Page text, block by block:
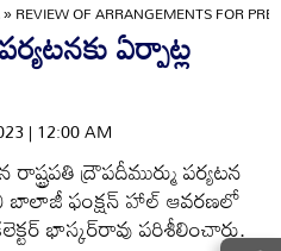
»REVIEW OF ARRANGEMENTS FOR
ఏర్పాట్ల
| 12:00 AM
ద్రౌపదీముర్ము పర్యటన
బాలాజీ ఫంక్షన్‌ హాల్‌ ఆవరణలో
భాస్కర్‌రావు పరిశీలించారు.